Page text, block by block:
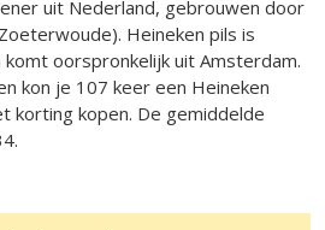
uit Nederland, gebrouwen door
Heineken pils is
oorspronkelijk uit Amsterdam.
kon je 107 keer een Heineken
korting kopen. De gemiddelde